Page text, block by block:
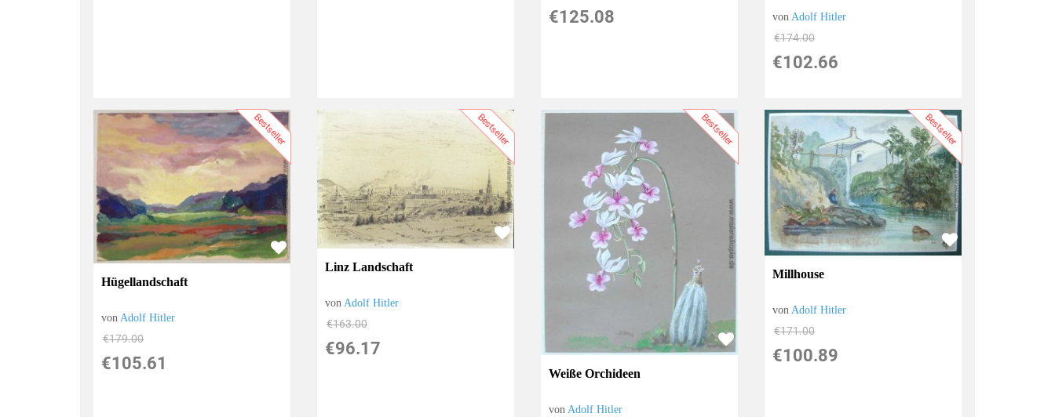
€125.08 von Adolf Hitler
€174.00
€102.66
Bestseller
Hügellandschaft
von Adolf Hitler
€179.00
€105.61
Bestseller
Linz Landschaft
von Adolf Hitler
€163.00
€96.17
Bestseller
Weiße Orchideen
vonAdolf Hitler
Bestseller
Millhouse
vonAdolf Hitler
€171.00
€100.89